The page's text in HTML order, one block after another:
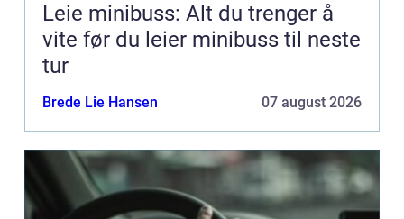
Leie minibuss: Alt du trenger å
vite før du leier minibuss til neste
tur
Brede Lie Hansen 07 august 2026